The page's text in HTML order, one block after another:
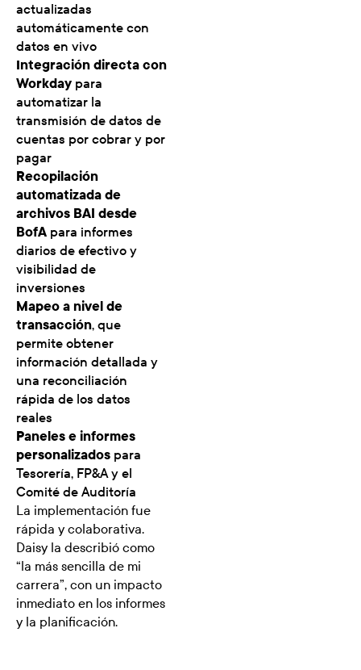
actualizadas
automáticamente con
datos en vivo
Integración directa con
Workday para
automatizar la
transmisión de datos de
cuentas por cobrar y por
pagar
Recopilación
automatizada de
archivos BAI desde
BofA para informes
diarios de efectivo y
visibilidad de
inversiones
Mapeo a nivel de
transacción, que
permite obtener
información detallada y
una reconciliación
rápida de los datos
reales
Paneles e informes
personalizados para
Tesorería, FP&A y el
Comité de Auditoría
La implementación fue
rápida y colaborativa.
Daisy la describió como
“la más sencilla de mi
carrera”, con un impacto
inmediato en los informes
y la planificación.